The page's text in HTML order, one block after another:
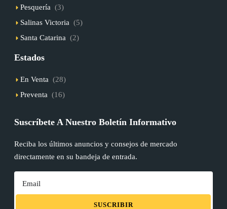
Pesquería (3)
Salinas Victoria (5)
Santa Catarina (2)
Estados
En Venta (28)
Preventa (16)
Suscríbete A Nuestro Boletín Informativo
Reciba los últimos anuncios y consejos de mercado
directamente en su bandeja de entrada.
SUSCRIBIR